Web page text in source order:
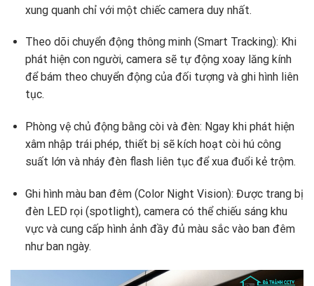
xung quanh chỉ với một chiếc camera duy nhất.
Theo dõi chuyển động thông minh (Smart Tracking): Khi
phát hiện con người, camera sẽ tự động xoay lăng kính
để bám theo chuyển động của đối tượng và ghi hình liên
tục.
Phòng vệ chủ động bằng còi và đèn: Ngay khi phát hiện
xâm nhập trái phép, thiết bị sẽ kích hoạt còi hú công
suất lớn và nháy đèn flash liên tục để xua đuổi kẻ trộm.
Ghi hình màu ban đêm (Color Night Vision): Được trang bị
đèn LED rọi (spotlight), camera có thể chiếu sáng khu
vực và cung cấp hình ảnh đầy đủ màu sắc vào ban đêm
như ban ngày.